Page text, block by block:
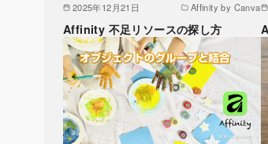
2025年12月21日 Affinity by Canva
Affinity 不足リソースの探し方